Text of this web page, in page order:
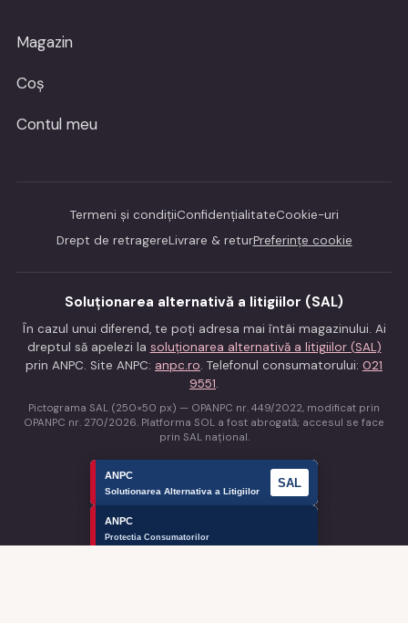
Magazin
Coș
Contul meu
Termeni și condițiiConfidențialitateCookie-uri
Drept de retragereLivrare & returPreferințe cookie
Soluționarea alternativă a litigiilor (SAL)
În cazul unui diferend, te poți adresa mai întâi magazinului. Ai
dreptul să apelezi la soluționarea alternativă a litigiilor (SAL)
prin ANPC. Site ANPC: anpc.ro. Telefonul consumatorului: 021
9551.
Pictograma SAL (250×50 px) — OPANPC nr. 449/2022, modificat prin
OPANPC nr. 270/2026. Platforma SOL a fost abrogată; accesul se face
prin SAL național.